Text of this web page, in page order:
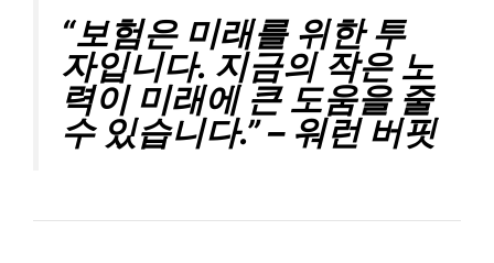
“보험은 미래를 위한 투
자입니다. 지금의 작은 노
력이 미래에 큰 도움을 줄
수 있습니다.” – 워런 버핏